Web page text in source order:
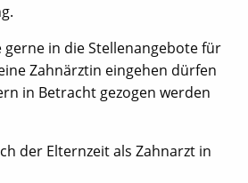
gerne in die Stellenangebote für
Zahnärztin eingehen dürfen
in Betracht gezogen werden
der Elternzeit als Zahnarzt in